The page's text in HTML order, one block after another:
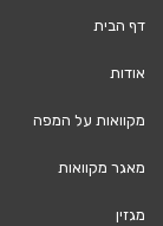
דף הבית
אודות
מקוואות על המפה
מאגר מקוואות
מגזין